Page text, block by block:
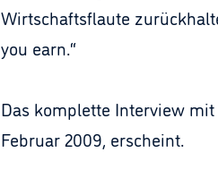
Wirtschaftsflaute
you earn.“
Das komplette Interview mit
Februar 2009, erscheint.